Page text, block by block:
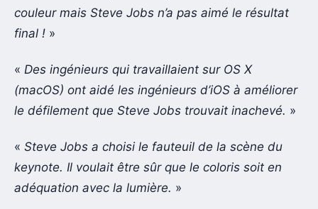
couleur mais Steve Jobs n’a pas aimé le résultat
final ! »
« Des ingénieurs qui travaillaient sur OS X
(macOS) ont aidé les ingénieurs d’iOS à améliorer
le défilement que Steve Jobs trouvait inachevé. »
« Steve Jobs a choisi le fauteuil de la scène du
keynote. Il voulait être sûr que le coloris soit en
adéquation avec la lumière. »